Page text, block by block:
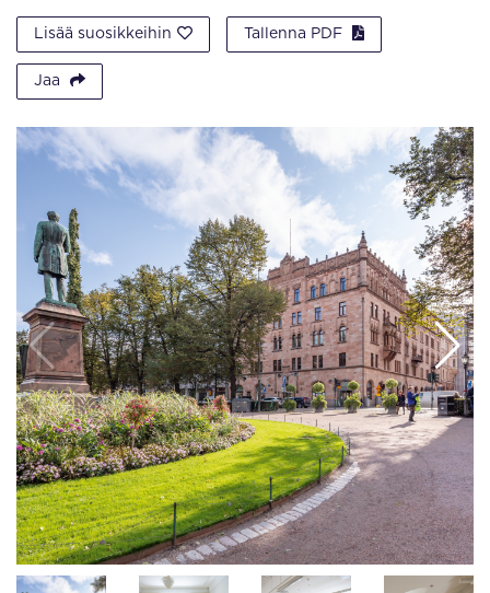
Lisää suosikkeihin Tallenna PDF
Jaa